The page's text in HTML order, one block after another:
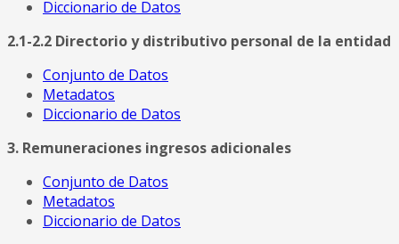
Diccionario de Datos
2.1-2.2 Directorio y distributivo personal de la entidad
Conjunto de Datos
Metadatos
Diccionario de Datos
3. Remuneraciones ingresos adicionales
Conjunto de Datos
Metadatos
Diccionario de Datos